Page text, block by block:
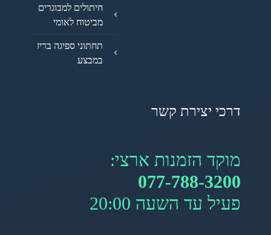
חיתולים למבוגרים
מביטוח לאומי
תחתוני ספיגה בריז
במבצע
דרכי יצירת קשר
מוקד הזמנות ארצי:
077-788-3200
פעיל עד השעה 20:00